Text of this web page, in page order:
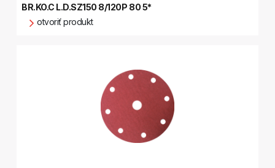
BR.KO.C L.D.SZ150 8/120P 80 5*
otvoriť produkt